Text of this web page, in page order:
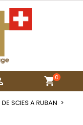
0
DE SCIES A RUBAN
des produits
Connexion